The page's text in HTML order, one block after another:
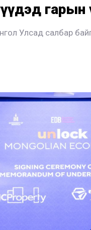
гарын
Улсад салбар